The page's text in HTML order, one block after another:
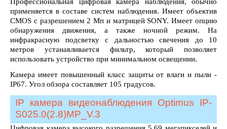
применяется в составе систем наблюдения. Имеет объектив
CMOS с разрешением 2 Мп и матрицей SONY. Имеет опцию
обнаружения движения, а также ночной режим. На
инфракрасную подсветку с дальностью свечения до 10
метров устанавливается фильтр, который позволяет
использовать устройство при минимальном освещении.
Камера имеет повышенный класс защиты от влаги и пыли -
IP67. Угол обзора составляет 105 градусов.
IP камера видеонаблюдения Optimus IP-
S025.0(2.8)MP_V.3